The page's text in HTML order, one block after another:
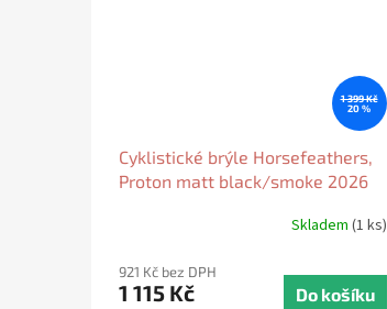
1 399 Kč
20 %
Cyklistické brýle Horsefeathers,
Proton matt black/smoke 2026
Skladem (1 ks)
921 Kč bez DPH
1 115 Kč Do košíku